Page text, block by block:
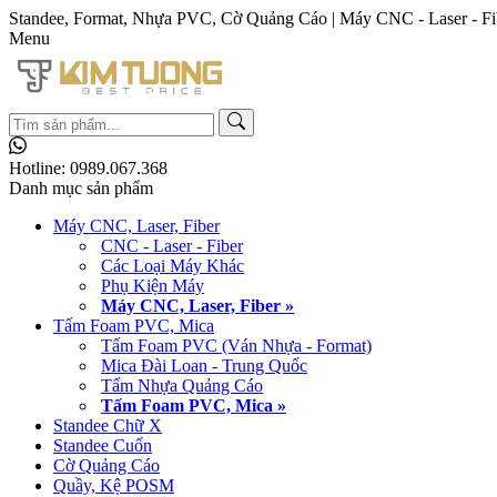
Standee, Format, Nhựa PVC, Cờ Quảng Cáo | Máy CNC - Laser -
Menu
Hotline: 0989.067.368
Danh mục sản phẩm
Máy CNC, Laser, Fiber
CNC - Laser - Fiber
Các Loại Máy Khác
Phụ Kiện Máy
Máy CNC, Laser, Fiber »
Tấm Foam PVC, Mica
Tấm Foam PVC (Ván Nhựa - Format)
Mica Đài Loan - Trung Quốc
Tấm Nhựa Quảng Cáo
Tấm Foam PVC, Mica »
Standee Chữ X
Standee Cuốn
Cờ Quảng Cáo
Quầy, Kệ POSM